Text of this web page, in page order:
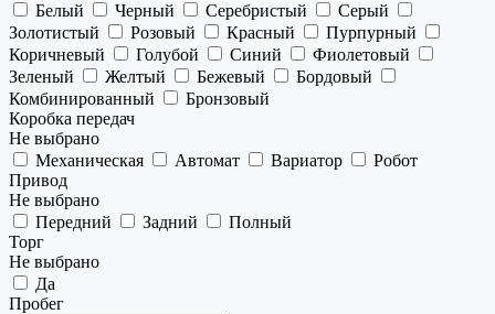
Белый
Черный Серебристый
Серый
Золотистый
Розовый Красный
Пурпурный
Коричневый
Голубой Синий
Фиолетовый
Зеленый
Желтый Бежевый
Бордовый
Комбинированный
Бронзовый
Коробка передач
Не выбрано
Механическая
Автомат Вариатор
Робот
Привод
Не выбрано
Передний
Задний
Полный
Торг
Не выбрано
Да
Пробег